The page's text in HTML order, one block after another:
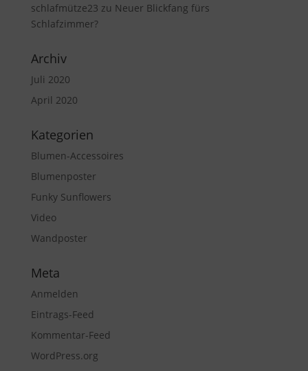
schlafmütze23 zu Neuer Blickfang fürs
Schlafzimmer?
Archiv
Juli 2020
April 2020
Kategorien
Blumen-Accessoires
Blumenposter
Funky Sunflowers
Video
Wandposter
Meta
Anmelden
Eintrags-Feed
Kommentar-Feed
WordPress.org